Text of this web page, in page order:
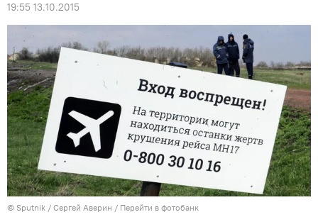
19:55 13.10.2015
© Sputnik / Сергей Аверин / Перейти в фотобанк